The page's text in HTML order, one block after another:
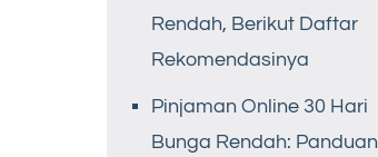
Rendah, Berikut Daftar
Rekomendasinya
Pinjaman Online 30 Hari
Bunga Rendah: Panduan